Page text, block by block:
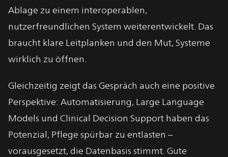
Ablage zu einem interoperablen,
nutzerfreundlichen System weiterentwickelt. Das
braucht klare Leitplanken und den Mut, Systeme
wirklich zu öffnen.
Gleichzeitig zeigt das Gespräch auch eine positive
Perspektive: Automatisierung, Large Language
Models und Clinical Decision Support haben das
Potenzial, Pflege spürbar zu entlasten –
vorausgesetzt, die Datenbasis stimmt. Gute